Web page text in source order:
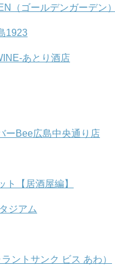
（ゴールデンガーデン）
1923
あとり酒店
ーBee広島中央通り店
ト【居酒屋編】
ジアム
ントサンク ビス あわ）